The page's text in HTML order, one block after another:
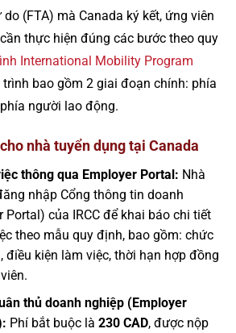
(FTA) mà Canada ký kết, ứng viên
thực hiện đúng các bước theo quy
International Mobility Program
trình bao gồm 2 giai đoạn chính: phía
người lao động.
nhà tuyển dụng tại Canada
thông qua Employer Portal: Nhà
nhập Cổng thông tin doanh
Portal) của IRCC để khai báo chi tiết
theo mẫu quy định, bao gồm: chức
điều kiện làm việc, thời hạn hợp đồng
thủ doanh nghiệp (Employer
Phí bắt buộc là 230 CAD, được nộp